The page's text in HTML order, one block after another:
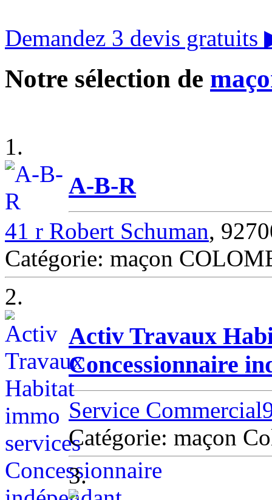
Demandez 3 devis gratuits
Notre sélection de
1.
A-B-R
41 r Robert Schuman,
Catégorie: maçon
2.
Activ Travaux
Concessionnaire
Service
Catégorie: maçon
3.